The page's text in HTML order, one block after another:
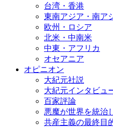
台湾・香港
東南アジア・南ア
欧州・ロシア
北米・中南米
中東・アフリカ
オセアニア
オピニオン
大紀元社説
大紀元インタビュ
百家評論
悪魔が世界を統治
共産主義の最終目